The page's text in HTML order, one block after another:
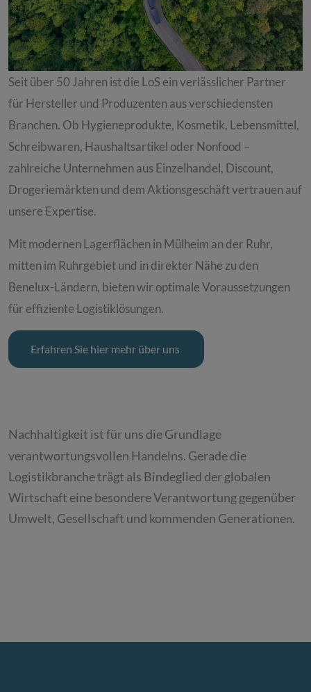
Seit über 50 Jahren ist die LoS ein verlässlicher Partner
für Hersteller und Produzenten aus verschiedensten
Branchen. Ob Hygieneprodukte, Kosmetik, Lebensmittel,
Schreibwaren, Haushaltsartikel oder Nonfood –
zahlreiche Unternehmen aus Einzelhandel, Discount,
Drogeriemärkten und dem Aktionsgeschäft vertrauen auf
unsere Expertise.
Mit modernen Lagerflächen in Mülheim an der Ruhr,
mitten im Ruhrgebiet und in direkter Nähe zu den
Benelux-Ländern, bieten wir optimale Voraussetzungen
für effiziente Logistiklösungen.
Erfahren Sie hier mehr über uns
Nachhaltigkeit ist für uns die Grundlage
verantwortungsvollen Handelns. Gerade die
Logistikbranche trägt als Bindeglied der globalen
Wirtschaft eine besondere Verantwortung gegenüber
Umwelt, Gesellschaft und kommenden Generationen.